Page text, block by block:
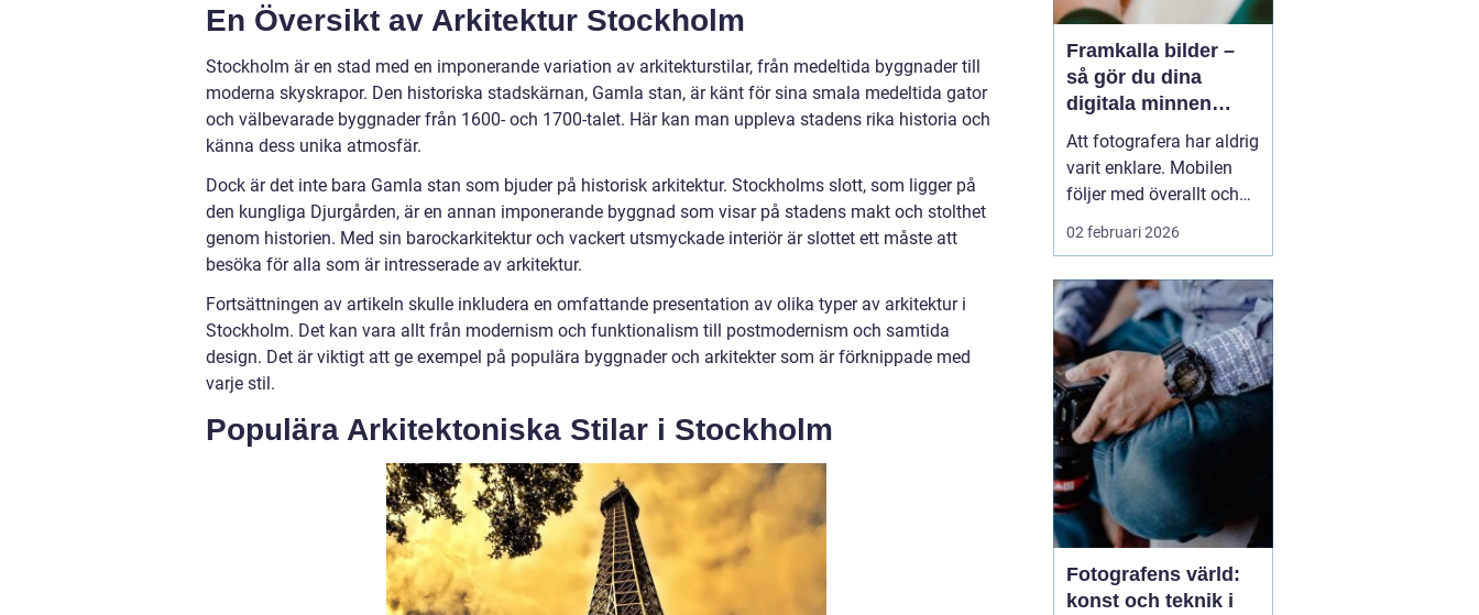
En Översikt av Arkitektur Stockholm
Stockholm är en stad med en imponerande variation av arkitekturstilar, från medeltida byggnader till
moderna skyskrapor. Den historiska stadskärnan, Gamla stan, är känt för sina smala medeltida gator
och välbevarade byggnader från 1600- och 1700-talet. Här kan man uppleva stadens rika historia och
känna dess unika atmosfär.
Dock är det inte bara Gamla stan som bjuder på historisk arkitektur. Stockholms slott, som ligger på
den kungliga Djurgården, är en annan imponerande byggnad som visar på stadens makt och stolthet
genom historien. Med sin barockarkitektur och vackert utsmyckade interiör är slottet ett måste att
besöka för alla som är intresserade av arkitektur.
Fortsättningen av artikeln skulle inkludera en omfattande presentation av olika typer av arkitektur i
Stockholm. Det kan vara allt från modernism och funktionalism till postmodernism och samtida
design. Det är viktigt att ge exempel på populära byggnader och arkitekter som är förknippade med
varje stil.
Populära Arkitektoniska Stilar i Stockholm
Framkalla bilder –
så gör du dina
digitala minnen
levande
Att fotografera har aldrig
varit enklare. Mobilen
följer med överallt och
bildflödet svämmar över.
stannar i telefonen eller i
molnet? När man väljer
att framkalla bilder ...
02 februari 2026
Fotografens värld:
konst och teknik i